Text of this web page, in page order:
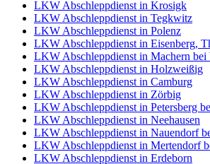
LKW Abschleppdienst in Krosigk
LKW Abschleppdienst in Tegkwitz
LKW Abschleppdienst in Polenz
LKW Abschleppdienst in Eisenberg,
LKW Abschleppdienst in Machern bei
LKW Abschleppdienst in Holzweißig
LKW Abschleppdienst in Camburg
LKW Abschleppdienst in Zörbig
LKW Abschleppdienst in Petersberg
LKW Abschleppdienst in Neehausen
LKW Abschleppdienst in Nauendorf
LKW Abschleppdienst in Mertendorf
LKW Abschleppdienst in Erdeborn